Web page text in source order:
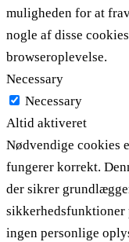
muligheden for at
nogle af disse
browseroplevelse.
Necessary
Necessary
Altid aktiveret
Nødvendige cookies
fungerer korrekt.
der sikrer
sikkerhedsfunktioner
ingen personlige